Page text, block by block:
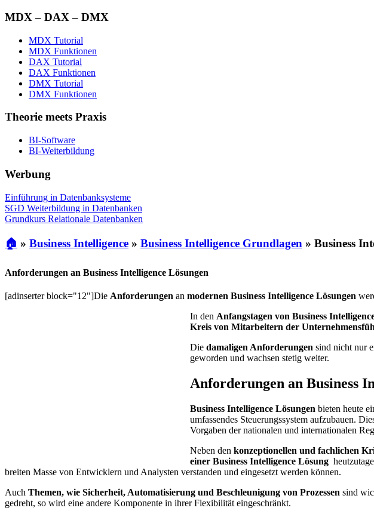
MDX – DAX – DMX
MDX Tutorial
MDX Funktionen
DAX Tutorial
DAX Funktionen
DMX Tutorial
DMX Funktionen
Theorie meets Praxis
BI-Software
BI-Weiterbildung
Werbung
Einführung in Datenbanksysteme
SGD Weiterbildung in Datenbanken
Grundkurs Relationale Datenbanken
🏠 » Business Intelligence » Business Intelligence Grundlagen » Business
Anforderungen an Business Intelligence Lösungen
[adinserter block="12"]Die Anforderungen an modernen Business Intelligence Lösungen
In den Anfangstagen von Business
Kreis von Mitarbeitern der
Die damaligen Anforderungen sind nicht nur
geworden und wachsen stetig weiter.
Anforderungen an Business
Business Intelligence Lösungen bieten heute
umfassendes Steuerungssystem aufzubauen.
Vorgaben der nationalen und internationalen
Neben den konzeptionellen und fachlichen
einer Business Intelligence Lösung
breiten Masse von Entwicklern und Analysten verstanden und eingesetzt werden können.
Auch Themen, wie Sicherheit, Automatisierung und Beschleunigung von Prozessen sind
gedreht, so wird eine andere Komponente in ihrer Flexibilität eingeschränkt.